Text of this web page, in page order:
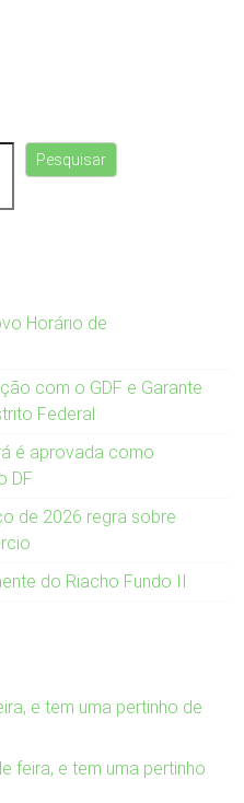
Pesquisar
Horário de
com o GDF e Garante
Federal
é aprovada como
DF
de 2026 regra sobre
do Riacho Fundo II
e tem uma pertinho de
feira, e tem uma pertinho